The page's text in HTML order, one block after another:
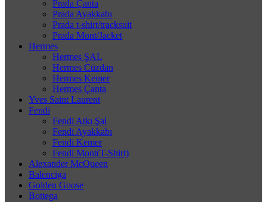
Prada Çanta
Prada Ayakkabı
Prada t-shirt/tracksuit
Prada Mont/Jacket
Hermes
Hermes ŞAL
Hermes Cüzdan
Hermes Kemer
Hermes Çanta
Yves Saint Laurent
Fendi
Fendi Atkı Şal
Fendi Ayakkabı
Fendi Kemer
Fendi Mont(T-Shirt)
Alexander McQueen
Balenciga
Golden Goose
Bottega